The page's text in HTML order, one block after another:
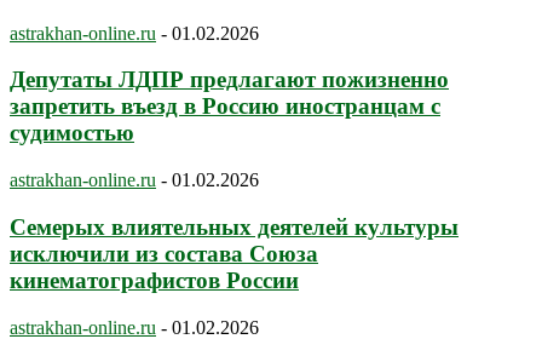
astrakhan-online.ru - 01.02.2026
Депутаты ЛДПР предлагают пожизненно
запретить въезд в Россию иностранцам с
судимостью
astrakhan-online.ru - 01.02.2026
Семерых влиятельных деятелей культуры
исключили из состава Союза
кинематографистов России
astrakhan-online.ru - 01.02.2026